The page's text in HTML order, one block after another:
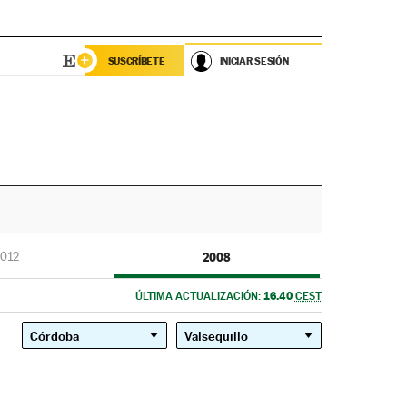
SUSCRÍBETE INICIAR SESIÓN
2008
ÚLTIMA ACTUALIZACIÓN: 16.40 CEST